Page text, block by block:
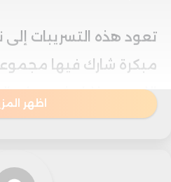
تعود هذه التسريبات إلى
مبكرة شارك فيها
اللاعبين خلال شهر ماي
فإن تسريب مقاطع أطول
اظهر